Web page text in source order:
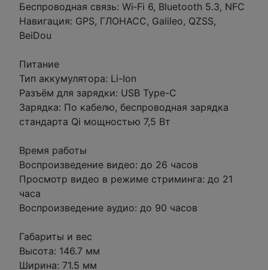
Беспроводная связь: Wi‑Fi 6, Bluetooth 5.3, NFC
Навигация: GPS, ГЛОНАСС, Galileo, QZSS,
BeiDou
Питание
Тип аккумулятора: Li-Ion
Разъём для зарядки: USB Type-C
Зарядка: По кабелю, беспроводная зарядка
стандарта Qi мощностью 7,5 Вт
Время работы
Воспроизведение видео: до 26 часов
Просмотр видео в режиме стриминга: до 21
часа
Воспроизведение аудио: до 90 часов
Габариты и вес
Высота: 146.7 мм
Ширина: 71.5 мм